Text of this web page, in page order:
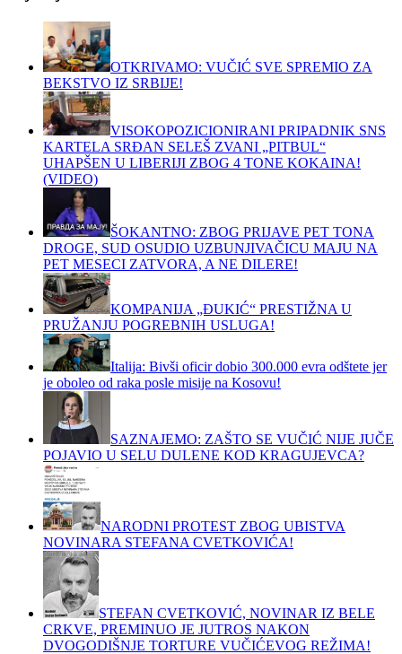
OTKRIVAMO: VUČIĆ SVE SPREMIO ZA
BEKSTVO IZ SRBIJE!
VISOKOPOZICIONIRANI PRIPADNIK SNS
KARTELA SRĐAN SELEŠ ZVANI „PITBUL“
UHAPŠEN U LIBERIJI ZBOG 4 TONE KOKAINA!
(VIDEO)
ŠOKANTNO: ZBOG PRIJAVE PET TONA
DROGE, SUD OSUDIO UZBUNJIVAČICU MAJU NA
PET MESECI ZATVORA, A NE DILERE!
KOMPANIJA „ĐUKIĆ“ PRESTIŽNA U
PRUŽANJU POGREBNIH USLUGA!
Italija: Bivši oficir dobio 300.000 evra odštete jer
je oboleo od raka posle misije na Kosovu!
SAZNAJEMO: ZAŠTO SE VUČIĆ NIJE JUČE
POJAVIO U SELU DULENE KOD KRAGUJEVCA?
NARODNI PROTEST ZBOG UBISTVA
NOVINARA STEFANA CVETKOVIĆA!
STEFAN CVETKOVIĆ, NOVINAR IZ BELE
CRKVE, PREMINUO JE JUTROS NAKON
DVOGODIŠNJE TORTURE VUČIĆEVOG REŽIMA!